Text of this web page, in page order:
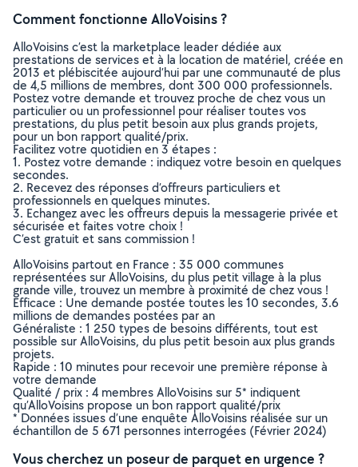
Comment fonctionne AlloVoisins ?
AlloVoisins c’est la marketplace leader dédiée aux
prestations de services et à la location de matériel, créée en
2013 et plébiscitée aujourd’hui par une communauté de plus
de 4,5 millions de membres, dont 300 000 professionnels.
Postez votre demande et trouvez proche de chez vous un
particulier ou un professionnel pour réaliser toutes vos
prestations, du plus petit besoin aux plus grands projets,
pour un bon rapport qualité/prix.
Facilitez votre quotidien en 3 étapes :
1. Postez votre demande : indiquez votre besoin en quelques
secondes.
2. Recevez des réponses d’offreurs particuliers et
professionnels en quelques minutes.
3. Echangez avec les offreurs depuis la messagerie privée et
sécurisée et faites votre choix !
C’est gratuit et sans commission !
AlloVoisins partout en France : 35 000 communes
représentées sur AlloVoisins, du plus petit village à la plus
grande ville, trouvez un membre à proximité de chez vous !
Efficace : Une demande postée toutes les 10 secondes, 3.6
millions de demandes postées par an
Généraliste : 1 250 types de besoins différents, tout est
possible sur AlloVoisins, du plus petit besoin aux plus grands
projets.
Rapide : 10 minutes pour recevoir une première réponse à
votre demande
Qualité / prix : 4 membres AlloVoisins sur 5* indiquent
qu’AlloVoisins propose un bon rapport qualité/prix
* Données issues d’une enquête AlloVoisins réalisée sur un
échantillon de 5 671 personnes interrogées (Février 2024)
Vous cherchez un poseur de parquet en urgence ?